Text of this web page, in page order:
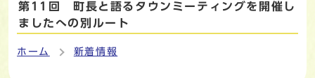
第11回 町長と語るタウンミーティングを開催し
ましたへの別ルート
ホーム 新着情報